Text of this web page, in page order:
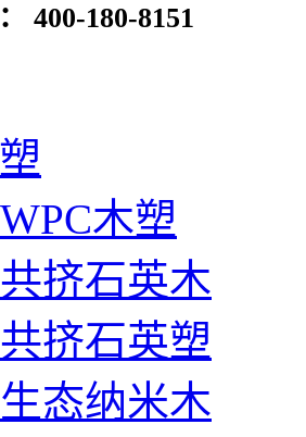
400-180-8151
木塑
挤石英木
挤石英塑
态纳米木